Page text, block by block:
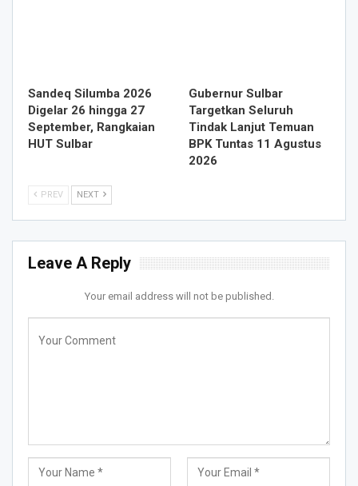
Sandeq Silumba 2026
Digelar 26 hingga 27
September, Rangkaian
HUT Sulbar
Gubernur Sulbar
Targetkan Seluruh
Tindak Lanjut Temuan
BPK Tuntas 11 Agustus
2026
PREV NEXT
Leave A Reply
Your email address will not be published.